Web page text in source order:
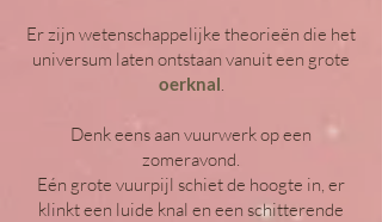
Er zijn wetenschappelijke theorieën die het
universum laten ontstaan vanuit een grote
oerknal.
Denk eens aan vuurwerk op een
zomeravond.
Eén grote vuurpijl schiet de hoogte in, er
klinkt een luide knal en een schitterende